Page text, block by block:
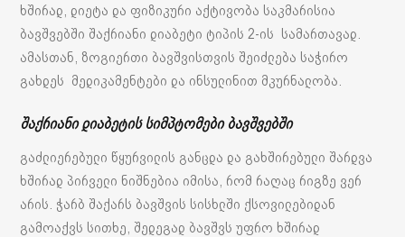
ხშირად, დიეტა და ფიზიკური აქტივობა საკმარისია
ბავშვებში შაქრიანი დიაბეტი ტიპის 2-ის სამართავად.
ამასთან, ზოგიერთი ბავშვისთვის შეიძლება საჭირო
გახდეს მედიკამენტები და ინსულინით მკურნალობა.
შაქრიანი დიაბეტის სიმპტომები ბავშვებში
გაძლიერებული წყურვილის განცდა და გახშირებული შარდვა
ხშირად პირველი ნიშნებია იმისა, რომ რაღაც რიგზე ვერ
არის. ჭარბ შაქარს ბავშვის სისხლში ქსოვილებიდან
გამოაქვს სითხე, შედეგად ბავშვს უფრო ხშირად